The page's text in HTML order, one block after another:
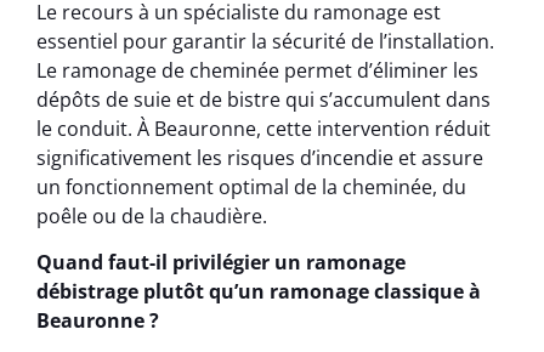
Le recours à un spécialiste du ramonage est
essentiel pour garantir la sécurité de l’installation.
Le ramonage de cheminée permet d’éliminer les
dépôts de suie et de bistre qui s’accumulent dans
le conduit. À Beauronne, cette intervention réduit
significativement les risques d’incendie et assure
un fonctionnement optimal de la cheminée, du
poêle ou de la chaudière.
Quand faut-il privilégier un ramonage
débistrage plutôt qu’un ramonage classique à
Beauronne ?